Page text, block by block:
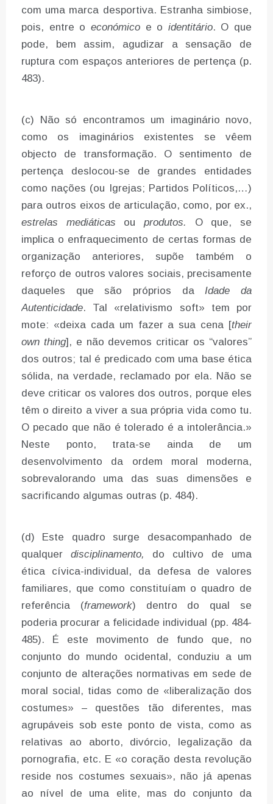
com uma marca desportiva. Estranha simbiose,
pois, entre o económicoe o identitário. O que
pode, bem assim, agudizar a sensação de
ruptura com espaços anteriores de pertença (p.
483).
(c) Não só encontramos um imaginário novo,
como os imaginários existentes se vêem
objecto de transformação. O sentimento de
pertença deslocou-se de grandes entidades
como nações (ou Igrejas; Partidos Políticos,…)
para outros eixos de articulação, como, por ex.,
estrelas mediáticas ouprodutos. O que, se
implica o enfraquecimento de certas formas de
organização anteriores, supõe também o
reforço de outros valores sociais, precisamente
daqueles que são próprios daIdade da
Autenticidade. Tal «relativismo soft» tem por
mote: «deixa cada um fazer a sua cena [their
own thing], e não devemos criticar os “valores”
dos outros; tal é predicado com uma base ética
sólida, na verdade, reclamado por ela. Não se
deve criticar os valores dos outros, porque eles
têm o direito a viver a sua própria vida como tu.
O pecado que não é tolerado é a intolerância.»
Neste ponto, trata-se ainda de um
desenvolvimento da ordem moral moderna,
sobrevalorando uma das suas dimensões e
sacrificando algumas outras (p. 484).
(d) Este quadro surge desacompanhado de
qualquer disciplinamento, do cultivo de uma
ética cívica-individual, da defesa de valores
familiares, que como constituíam o quadro de
referência (framework) dentro do qual se
poderia procurar a felicidade individual (pp. 484-
485). É este movimento de fundo que, no
conjunto do mundo ocidental, conduziu a um
conjunto de alterações normativas em sede de
moral social, tidas como de «liberalização dos
costumes» – questões tão diferentes, mas
agrupáveis sob este ponto de vista, como as
relativas ao aborto, divórcio, legalização da
pornografia, etc. E «o coração desta revolução
reside nos costumes sexuais», não já apenas
ao nível de uma elite, mas do conjunto da